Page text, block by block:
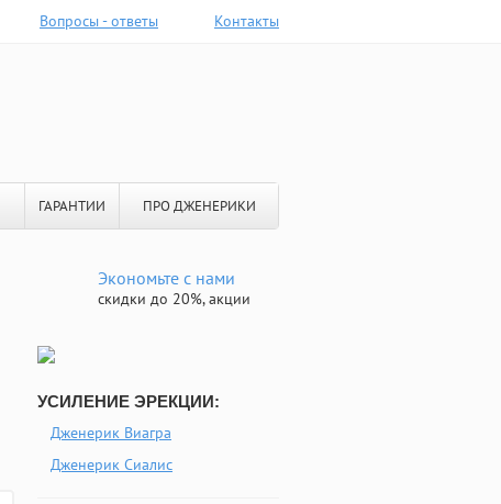
Вопросы - ответы Контакты
ГАРАНТИИ ПРО ДЖЕНЕРИКИ
Экономьте с нами
скидки до 20%, акции
УСИЛЕНИЕ ЭРЕКЦИИ:
Дженерик Виагра
Дженерик Сиалис